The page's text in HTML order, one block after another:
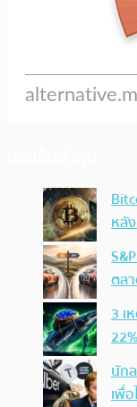
หลั
ตล
3 เ
นัก
เพื่